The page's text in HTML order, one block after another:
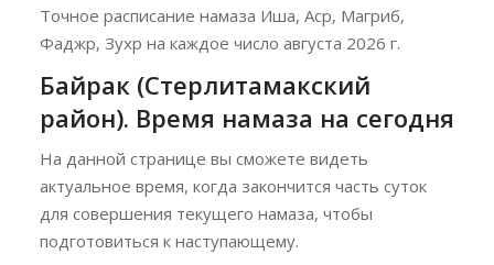
Точное расписание намаза Иша, Аср, Магриб,
Фаджр, Зухр на каждое число августа 2026 г.
Байрак (Стерлитамакский
район). Время намаза на сегодня
На данной странице вы сможете видеть
актуальное время, когда закончится часть суток
для совершения текущего намаза, чтобы
подготовиться к наступающему.